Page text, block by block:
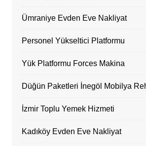
Ümraniye Evden Eve Nakliyat
Personel Yükseltici Platformu
Yük Platformu Forces Makina
Düğün Paketleri İnegöl Mobilya
İzmir Toplu Yemek Hizmeti
Kadıköy Evden Eve Nakliyat